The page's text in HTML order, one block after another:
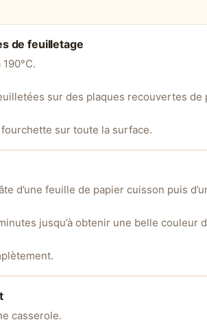
de feuilletage
sur des plaques recouvertes de
sur toute la surface.
d’une feuille de papier cuisson puis
jusqu’à obtenir une belle couleur
casserole.